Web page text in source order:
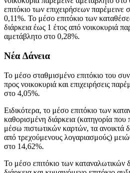
επιτόκιο των επιχειρήσεων
0,11%. Το μέσο επιτόκιο των
διάρκεια έως 1 έτος από νοικοκυριά
αμετάβλητο στο 0,28%.
Νέα Δάνεια
Το μέσο σταθμισμένο επιτόκιο του
προς νοικοκυριά και επιχειρήσεις
στο 4,05%.
Ειδικότερα, το μέσο επιτόκιο των
καθορισμένη διάρκεια (κατηγορία που
μέσω πιστωτικών καρτών, τα ανοικτά
από τρεχούμενους λογαριασμούς)
στο 14,62%.
Το μέσο επιτόκιο των καταναλωτικών